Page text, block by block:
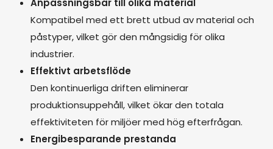
Anpassningsbar till olika material
Kompatibel med ett brett utbud av material och
påstyper, vilket gör den mångsidig för olika
industrier.
Effektivt arbetsflöde
Den kontinuerliga driften eliminerar
produktionsuppehåll, vilket ökar den totala
effektiviteten för miljöer med hög efterfrågan.
Energibesparande prestanda